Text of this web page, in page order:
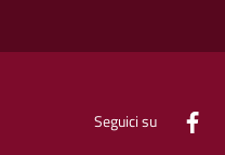
Seguici su